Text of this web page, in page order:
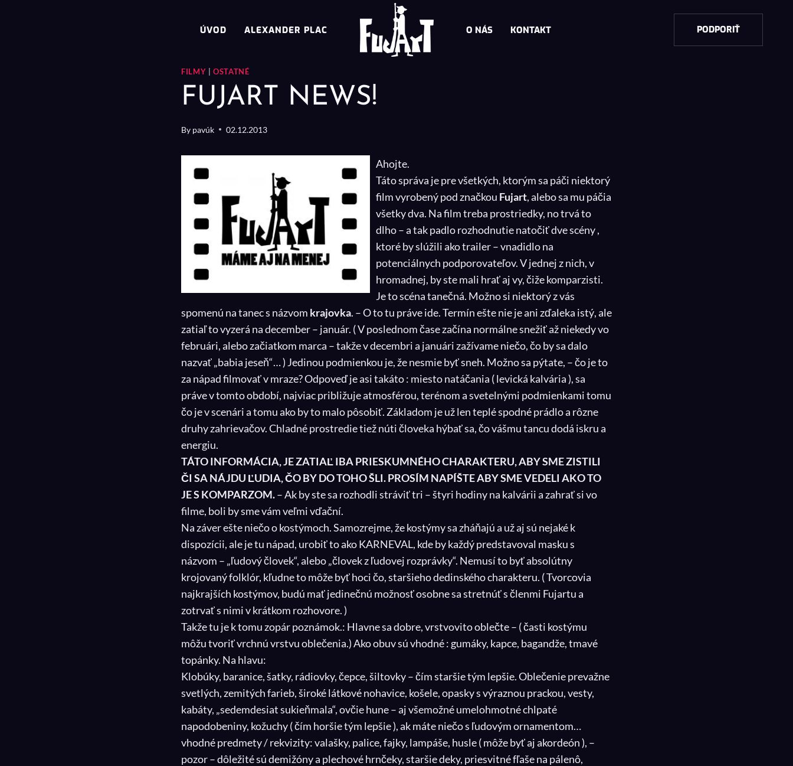
ÚVOD ALEXANDER PLAC O NÁS KONTAKT PODPORIŤ
FILMY |OSTATNÉ
FUJART NEWS!
By pavúk 02.12.2013
Ahojte.
Táto správa je pre všetkých, ktorým sa páči niektorý
film vyrobený pod značkou Fujart, alebo sa mu páčia
všetky dva. Na film treba prostriedky, no trvá to
dlho – a tak padlo rozhodnutie natočiť dve scény ,
ktoré by slúžili ako trailer – vnadidlo na
potenciálnych podporovateľov. V jednej z nich, v
hromadnej, by ste mali hrať aj vy, čiže komparzisti.
Je to scéna tanečná. Možno si niektorý z vás
spomenú na tanec s názvom krajovka. – O to tu práve ide. Termín ešte nie je ani zďaleka istý, ale
zatiaľ to vyzerá na december – január. ( V poslednom čase začína normálne snežiť až niekedy vo
februári, alebo začiatkom marca – takže v decembri a januári zažívame niečo, čo by sa dalo
nazvať „babia jeseň“… ) Jedinou podmienkou je, že nesmie byť sneh. Možno sa pýtate, – čo je to
za nápad filmovať v mraze? Odpoveď je asi takáto : miesto natáčania ( levická kalvária ), sa
práve v tomto období, najviac približuje atmosférou, terénom a svetelnými podmienkami tomu
čo je v scenári a tomu ako by to malo pôsobiť. Základom je už len teplé spodné prádlo a rôzne
druhy zahrievačov. Chladné prostredie tiež núti človeka hýbať sa, čo vášmu tancu dodá iskru a
energiu.
TÁTO INFORMÁCIA, JE ZATIAĽ IBA PRIESKUMNÉHO CHARAKTERU, ABY SME ZISTILI
ČI SA NÁJDU ĽUDIA, ČO BY DO TOHO ŠLI. PROSÍM NAPÍŠTE ABY SME VEDELI AKO TO
JE S KOMPARZOM.– Ak by ste sa rozhodli stráviť tri – štyri hodiny na kalvárii a zahrať si vo
filme, boli by sme vám veľmi vďační.
Na záver ešte niečo o kostýmoch. Samozrejme, že kostýmy sa zháňajú a už aj sú nejaké k
dispozícii, ale je tu nápad, urobiť to ako KARNEVAL, kde by každý predstavoval masku s
názvom – „ľudový človek“, alebo „človek z ľudovej rozprávky“. Nemusí to byť absolútny
krojovaný folklór, kľudne to môže byť hoci čo, staršieho dedinského charakteru. ( Tvorcovia
najkrajších kostýmov, budú mať jedinečnú možnosť osobne sa stretnúť s členmi Fujartu a
zotrvať s nimi v krátkom rozhovore. )
Takže tu je k tomu zopár poznámok.: Hlavne sa dobre, vrstvovito oblečte – ( časti kostýmu
môžu tvoriť vrchnú vrstvu oblečenia.) Ako obuv sú vhodné : gumáky, kapce, bagandže, tmavé
topánky. Na hlavu:
Klobúky, baranice, šatky, rádiovky, čepce, šiltovky – čím staršie tým lepšie. Oblečenie prevažne
svetlých, zemitých farieb, široké látkové nohavice, košele, opasky s výraznou prackou, vesty,
kabáty, „sedemdesiat sukieňmala“, ovčie hune – aj všemožné umelohmotné chlpaté
napodobeniny, kožuchy ( čím horšie tým lepšie ), ak máte niečo s ľudovým ornamentom…
vhodné predmety / rekvizity: valašky, palice, fajky, lampáše, husle ( môže byť aj akordeón ), –
pozor – dôležité sú demižóny a plechové hrnčeky, staršie deky, priesvitné fľaše na pálenô,